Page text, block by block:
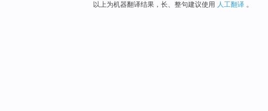
以上为机器翻译结果，长、整句建议使用 人工翻译 。